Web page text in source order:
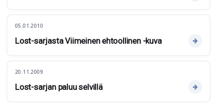
05.01.2010
Lost-sarjasta Viimeinen ehtoollinen -kuva
20.11.2009
Lost-sarjan paluu selvillä